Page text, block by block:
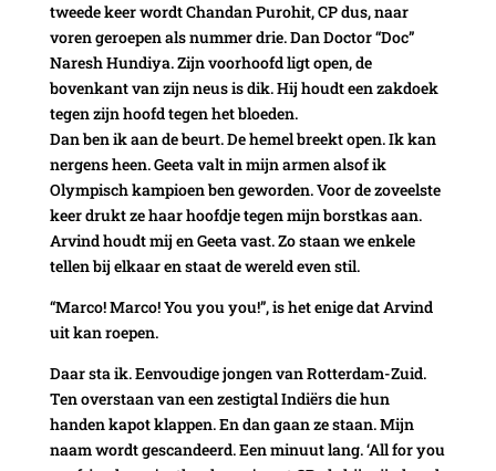
tweede keer wordt Chandan Purohit, CP dus, naar
voren geroepen als nummer drie. Dan Doctor “Doc”
Naresh Hundiya. Zijn voorhoofd ligt open, de
bovenkant van zijn neus is dik. Hij houdt een zakdoek
tegen zijn hoofd tegen het bloeden.
Dan ben ik aan de beurt. De hemel breekt open. Ik kan
nergens heen. Geeta valt in mijn armen alsof ik
Olympisch kampioen ben geworden. Voor de zoveelste
keer drukt ze haar hoofdje tegen mijn borstkas aan.
Arvind houdt mij en Geeta vast. Zo staan we enkele
tellen bij elkaar en staat de wereld even stil.
“Marco! Marco! You you you!”, is het enige dat Arvind
uit kan roepen.
Daar sta ik. Eenvoudige jongen van Rotterdam-Zuid.
Ten overstaan van een zestigtal Indiërs die hun
handen kapot klappen. En dan gaan ze staan. Mijn
naam wordt gescandeerd. Een minuut lang. ‘All for you